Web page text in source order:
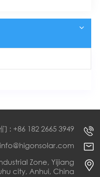
: +86 182 2665 3949
info@higonsolar.com
Zone, Yijiang
city, Anhui, China